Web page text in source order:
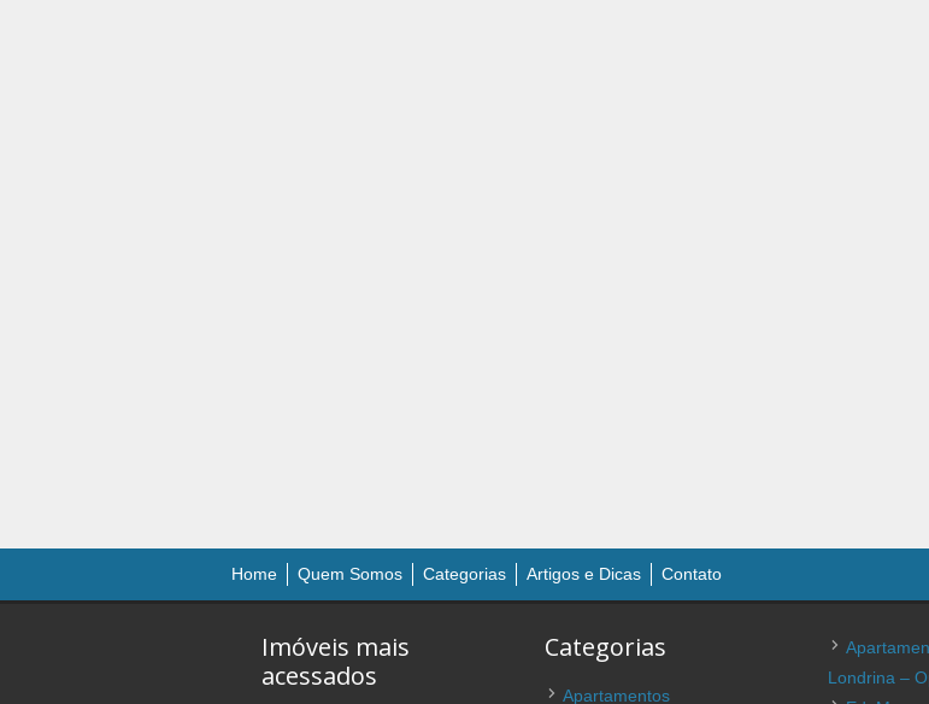
Home Quem Somos Categorias Artigos e Dicas Contato
Imóveis mais
acessados
Categorias
Apartamentos
Londrina –